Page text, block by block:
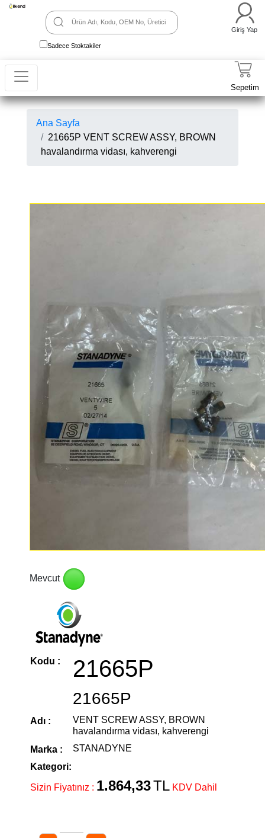
Sadece Stoktakiler
Giriş Yap
Sepetim
Ana Sayfa
21665P VENT SCREW ASSY, BROWN
havalandırma vidası, kahverengi
Mevcut
Kodu : 21665P
21665P
Adı :
VENT SCREW ASSY, BROWN
havalandırma vidası, kahverengi
Marka :
STANADYNE
Kategori:
Sizin Fiyatınız : 1.864,33TL KDV Dahil